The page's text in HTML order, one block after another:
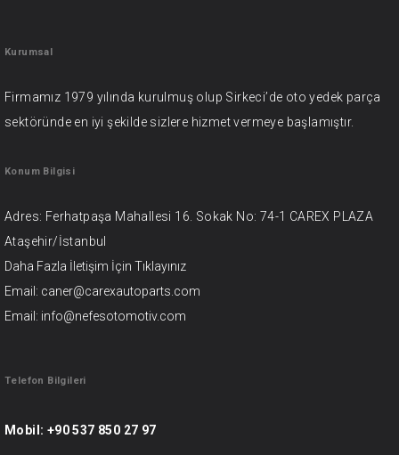
Kurumsal
Firmamız 1979 yılında kurulmuş olup Sirkeci’de oto yedek parça
sektöründe en iyi şekilde sizlere hizmet vermeye başlamıştır.
Konum Bilgisi
Adres: Ferhatpaşa Mahallesi 16. Sokak No: 74-1 CAREX PLAZA
Ataşehir/İstanbul
Daha Fazla İletişim İçin Tıklayınız
Email: caner@carexautoparts.com
Email: info@nefesotomotiv.com
Telefon Bilgileri
Mobil: +90 537 850 27 97